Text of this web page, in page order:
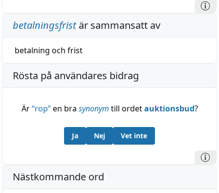
betalningsfristär sammansatt av
betalning och frist
Rösta på användares bidrag
Är“rop”en bra synonym till ordetauktionsbud?
Ja Nej Vet inte
Nästkommande ord